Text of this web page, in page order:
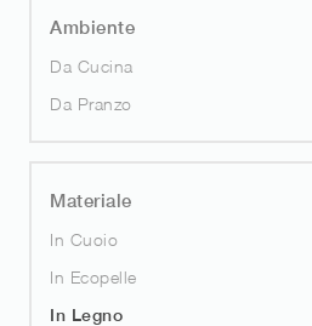
Ambiente
Da Cucina
Da Pranzo
Materiale
In Cuoio
In Ecopelle
In Legno